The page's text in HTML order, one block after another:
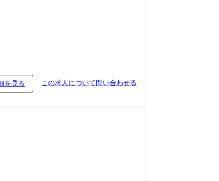
を見る この求人について問い合わせる